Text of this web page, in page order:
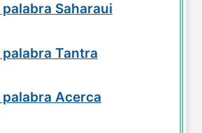
Saharaui
palabra Tantra
palabra Acerca